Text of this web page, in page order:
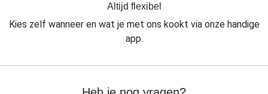
Altijd flexibel
Kies zelf wanneer en wat je met ons kookt via onze handige
app.